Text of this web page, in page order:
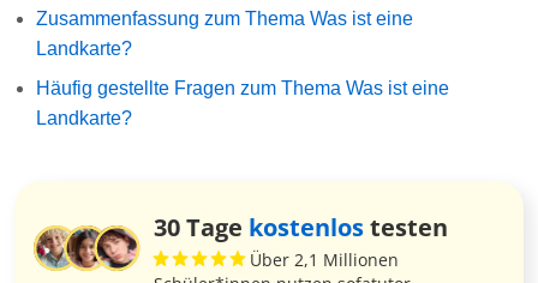
Zusammenfassung zum Thema Was ist eine
Landkarte?
Häufig gestellte Fragen zum Thema Was ist eine
Landkarte?
30 Tage kostenlostesten
Über 2,1 Millionen